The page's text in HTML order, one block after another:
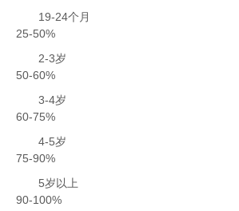
19-24个月
25-50%
2-3岁
50-60%
3-4岁
60-75%
4-5岁
75-90%
5岁以上
90-100%